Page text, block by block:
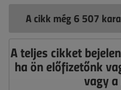
A cikk még 6 507
A teljes cikket
ha ön előfizetőnk
vagy